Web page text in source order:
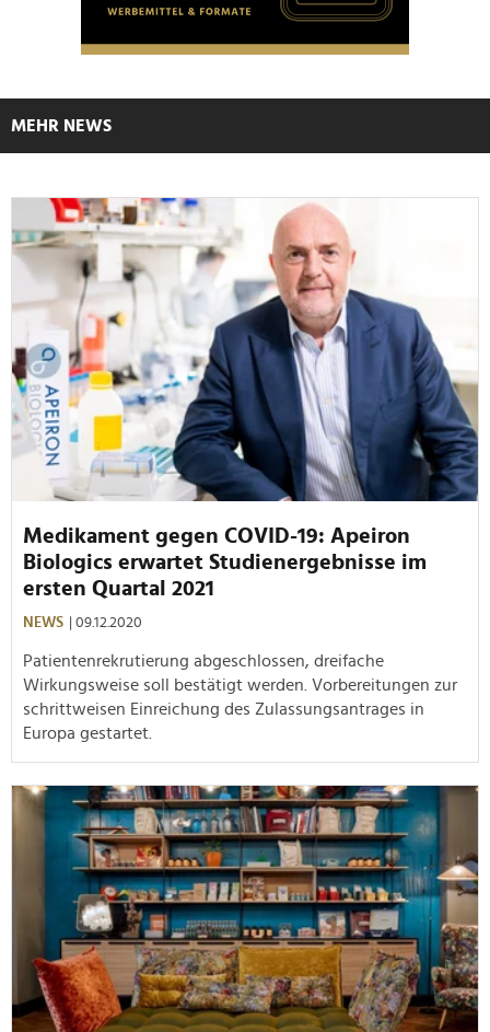
MEHR NEWS
Medikament gegen COVID-19: Apeiron
Biologics erwartet Studienergebnisse im
ersten Quartal 2021
NEWS | 09.12.2020
Patientenrekrutierung abgeschlossen, dreifache
Wirkungsweise soll bestätigt werden. Vorbereitungen zur
schrittweisen Einreichung des Zulassungsantrages in
Europa gestartet.